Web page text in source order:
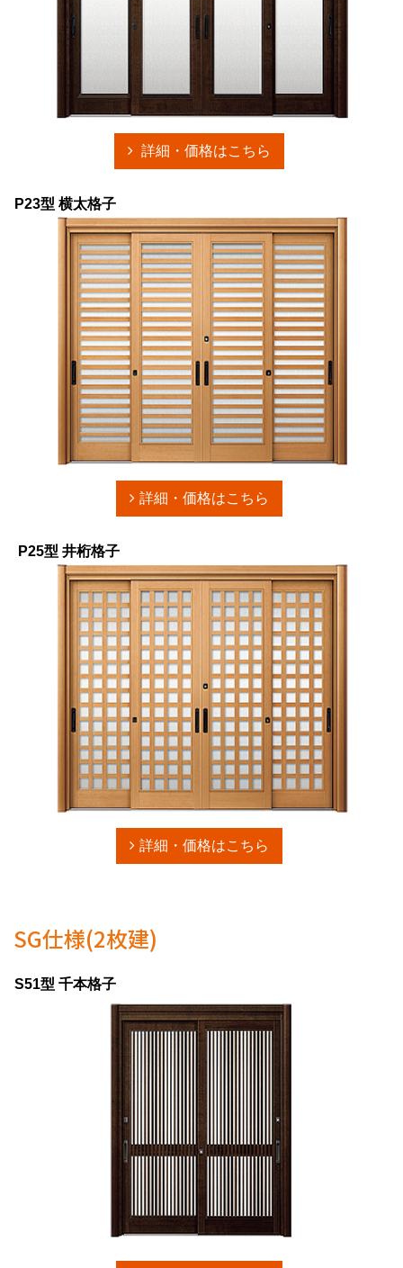
詳細・価格はこちら
P23型 横太格子
詳細・価格はこちら
P25型 井桁格子
詳細・価格はこちら
SG仕様(2枚建)
S51型 千本格子